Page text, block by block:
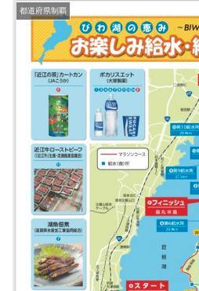
都道府県制覇